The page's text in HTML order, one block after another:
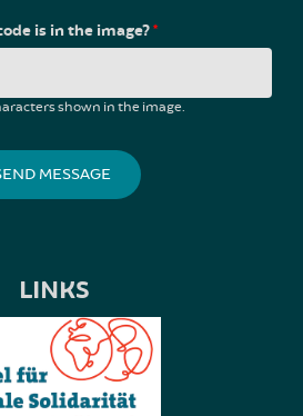
is in the image?*
shown in the image.
LINKS